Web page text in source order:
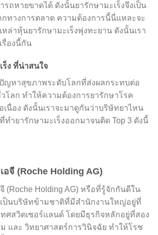
รถหายขาดได้ ดังนั้นยารักษามะเร็งจึงเป็น
ทางการตลาด ความต้องการนี้นี่แหละจะ
หล่าหุ้นยารักษามะเร็งพุ่งทะยาน ดังนั้นเรา
รื่องนี้กัน
ง ที่น่าสนใจ
ญหาสุขภาพระดับโลกที่ส่งผลกระทบต่อ
โลก ทำให้ความต้องการยารักษาโรค
เนื่อง ดังนั้นเราจะมาดูกันว่าบริษัทยาไหน
ำยารักษามะเร็งออกมาจนติด Top 3 ดังนี้
อจี (Roche Holding AG)
(Roche Holding AG) หรือที่รู้จักกันดีใน
เป็นบริษัทข้ามชาติที่มีสำนักงานใหญ่อยู่ที่
ทศสวิตเซอร์แลนด์ โดยมีธุรกิจหลักอยู่ที่สอง
และ วิทยาศาสตร์การวินิจฉัย ทำให้โรช